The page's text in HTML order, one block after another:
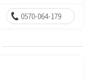
0570-064-179